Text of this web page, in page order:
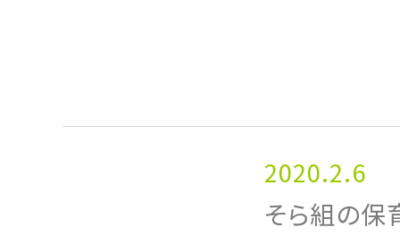
2020.2.6
そら組の